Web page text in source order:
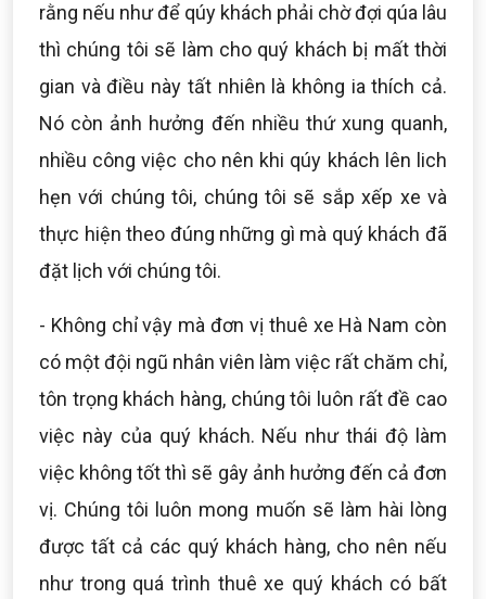
rằng nếu như để qúy khách phải chờ đợi qúa lâu
thì chúng tôi sẽ làm cho quý khách bị mất thời
gian và điều này tất nhiên là không ia thích cả.
Nó còn ảnh hưởng đến nhiều thứ xung quanh,
nhiều công việc cho nên khi qúy khách lên lich
hẹn với chúng tôi, chúng tôi sẽ sắp xếp xe và
thực hiện theo đúng những gì mà quý khách đã
đặt lịch với chúng tôi.
- Không chỉ vậy mà đơn vị thuê xe Hà Nam còn
có một đội ngũ nhân viên làm việc rất chăm chỉ,
tôn trọng khách hàng, chúng tôi luôn rất đề cao
việc này của quý khách. Nếu như thái độ làm
việc không tốt thì sẽ gây ảnh hưởng đến cả đơn
vị. Chúng tôi luôn mong muốn sẽ làm hài lòng
được tất cả các quý khách hàng, cho nên nếu
như trong quá trình thuê xe quý khách có bất